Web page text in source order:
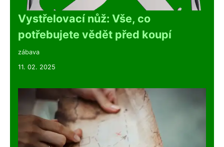
Vystřelovací nůž: Vše, co
potřebujete vědět před koupí
zábava
11. 02. 2025